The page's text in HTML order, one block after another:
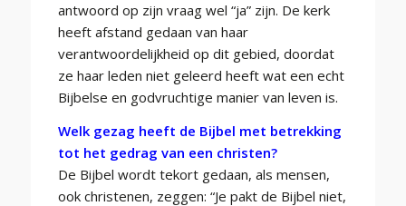
antwoord op zijn vraag wel “ja” zijn. De kerk
heeft afstand gedaan van haar
verantwoordelijkheid op dit gebied, doordat
ze haar leden niet geleerd heeft wat een echt
Bijbelse en godvruchtige manier van leven is.
Welk gezag heeft de Bijbel met betrekking
tot het gedrag van een christen?
De Bijbel wordt tekort gedaan, als mensen,
ook christenen, zeggen: “Je pakt de Bijbel niet,